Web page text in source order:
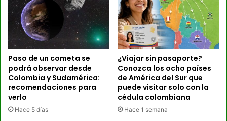
Paso de un cometa se
podrá observar desde
Colombia y Sudamérica:
recomendaciones para
verlo
Hace 5 días
¿Viajar sin pasaporte?
Conozca los ocho países
de América del Sur que
puede visitar solo con la
cédula colombiana
Hace 1 semana